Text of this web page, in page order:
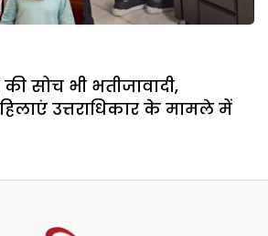
सोच भी भतीजावादी,
उत्तराधिकार के मामले में